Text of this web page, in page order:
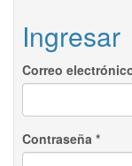
Ingresar
Correo
Contraseña *